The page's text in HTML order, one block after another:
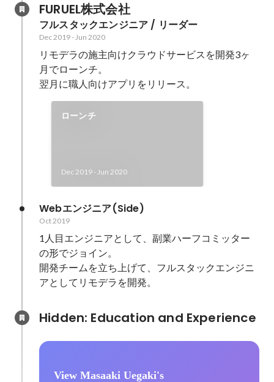
FURUEL株式会社
フルスタックエンジニア / リーダー
Dec 2019-Jun 2020
リモデラの施主向けクラウドサービスを開発3ヶ
月でローンチ。
翌月に職人向けアプリをリリース。
ローンチ
Dec 2019 -Jun 2020
Webエンジニア(Side)
Oct 2019
1人目エンジニアとして、副業ハーフコミッター
の形でジョイン。
開発チームを立ち上げて、フルスタックエンジニ
View Masaaki Uegaki's